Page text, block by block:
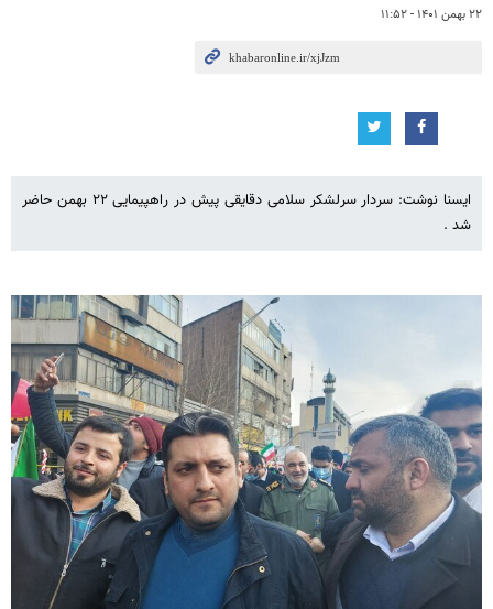
۲۲ بهمن ۱۴۰۱ - ۱۱:۵۲
ایسنا نوشت: سردار سرلشکر سلامی دقایقی پیش در راهپیمایی ۲۲ بهمن حاضر
شد .